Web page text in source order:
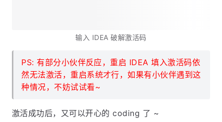
输入 IDEA 破解激活码
PS: 有部分小伙伴反应，重启 IDEA 填入激活码依
然无法激活，重启系统才行，如果有小伙伴遇到这
种情况，不妨试试看~
激活成功后，又可以开心的 coding 了 ~